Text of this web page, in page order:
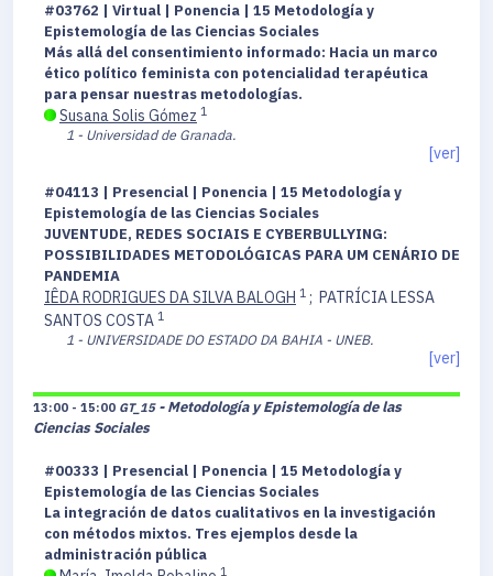
#03762 | Virtual | Ponencia | 15 Metodología y
Epistemología de las Ciencias Sociales
Más allá del consentimiento informado: Hacia un marco
ético político feminista con potencialidad terapéutica
para pensar nuestras metodologías.
Susana Solis Gómez 1
1 - Universidad de Granada.
[ver]
#04113 | Presencial | Ponencia | 15 Metodología y
Epistemología de las Ciencias Sociales
JUVENTUDE, REDES SOCIAIS E CYBERBULLYING:
POSSIBILIDADES METODOLÓGICAS PARA UM CENÁRIO DE
PANDEMIA
IÊDA RODRIGUES DA SILVA BALOGH 1 ; PATRÍCIA LESSA
SANTOS COSTA 1
1 - UNIVERSIDADE DO ESTADO DA BAHIA - UNEB.
[ver]
13:00 - 15:00 GT_15 - Metodología y Epistemología de las
Ciencias Sociales
#00333 | Presencial | Ponencia | 15 Metodología y
Epistemología de las Ciencias Sociales
La integración de datos cualitativos en la investigación
con métodos mixtos. Tres ejemplos desde la
administración pública
1